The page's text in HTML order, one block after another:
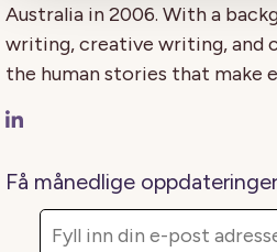
Australia in 2006. With a
writing, creative writing, and
the human stories that make
Få månedlige